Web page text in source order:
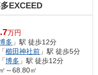
EXCEED
万円
多 」駅 徒歩12分
「櫛田神社前 」駅 徒歩5分
「博多 」駅 徒歩12分
～68.80㎡